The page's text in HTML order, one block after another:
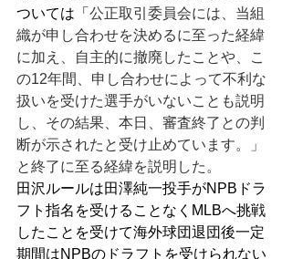
ついては「 公正取引委員会には、当組
織が申し合わせを決めるに至った経緯
に加え、自主的に撤廃したことや、こ
の12年間、申し合わせによって不利な
扱いを受けた選手がいないことも説明
し、その結果、本日、審査終了との判
断が示されたと受け止めています。」
と終了に至る経緯を説明した。
田沢ルールは田澤純一投手がNPBドラ
フト指名を受けることなくMLBへ挑戦
したことを受けて海外球団退団後一定
期間はNPBのドラフトを受けられない